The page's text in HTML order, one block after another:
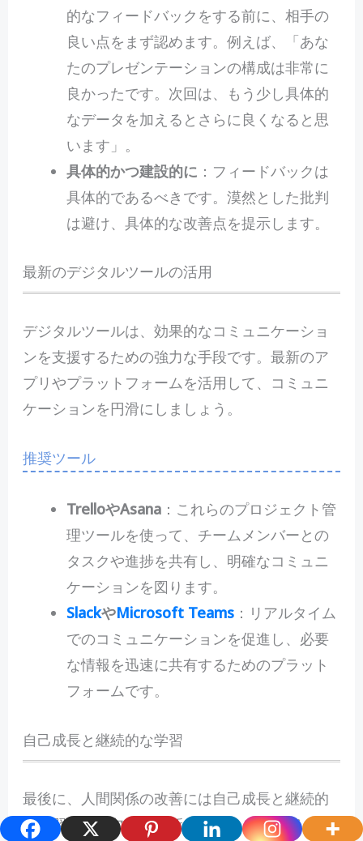
的なフィードバックをする前に、相手の
良い点をまず認めます。例えば、「あな
たのプレゼンテーションの構成は非常に
良かったです。次回は、もう少し具体的
なデータを加えるとさらに良くなると思
います」。
具体的かつ建設的に ：フィードバックは
具体的であるべきです。漠然とした批判
は避け、具体的な改善点を提示します。
最新のデジタルツールの活用
デジタルツールは、効果的なコミュニケーショ
ンを支援するための強力な手段です。最新のア
プリやプラットフォームを活用して、コミュニ
ケーションを円滑にしましょう。
推奨ツール
TrelloやAsana：これらのプロジェクト管
理ツールを使って、チームメンバーとの
タスクや進捗を共有し、明確なコミュニ
ケーションを図ります。
SlackやMicrosoft Teams：リアルタイム
でのコミュニケーションを促進し、必要
な情報を迅速に共有するためのプラット
フォームです。
自己成長と継続的な学習
最後に、人間関係の改善には自己成長と継続的
な学習が不可欠です。新しいスキルを学び、自